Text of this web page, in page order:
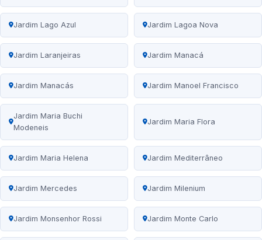
Jardim Lago Azul Jardim Lagoa Nova
Jardim Laranjeiras Jardim Manacá
Jardim Manacás Jardim Manoel Francisco
Jardim Maria Buchi
Modeneis
Jardim Maria Flora
Jardim Maria Helena Jardim Mediterrâneo
Jardim Mercedes Jardim Milenium
Jardim Monsenhor Rossi Jardim Monte Carlo